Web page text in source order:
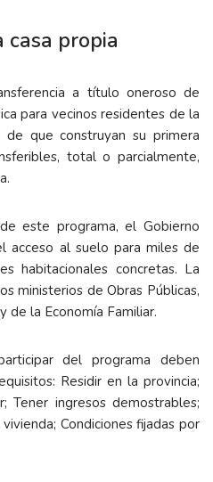
casa propia
a título oneroso de
para vecinos residentes de la
que construyan su primera
total o parcialmente,
este programa, el Gobierno
acceso al suelo para miles de
habitacionales concretas. La
ministerios de Obras Públicas,
de la Economía Familiar.
del programa deben
Residir en la provincia;
Tener ingresos demostrables;
Condiciones fijadas por